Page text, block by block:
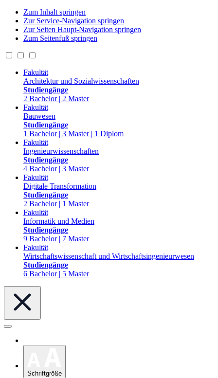
Zum Inhalt springen
Zur Service-Navigation springen
Zur Seiten Haupt-Navigation springen
Zum Seitenfuß springen
Fakultät
Architektur und Sozialwissenschaften
Studiengänge
2 Bachelor | 2 Master
Fakultät
Bauwesen
Studiengänge
1 Bachelor | 3 Master | 1 Diplom
Fakultät
Ingenieurwissenschaften
Studiengänge
4 Bachelor | 3 Master
Fakultät
Digitale Transformation
Studiengänge
2 Bachelor | 1 Master
Fakultät
Informatik und Medien
Studiengänge
9 Bachelor | 7 Master
Fakultät
Wirtschaftswissenschaft und Wirtschaftsingenieurwesen
Studiengänge
6 Bachelor | 5 Master
Schriftgröße